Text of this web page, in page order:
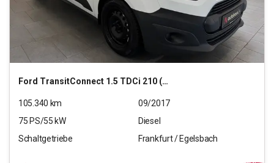
Ford TransitConnect 1.5 TDCi 210 (L2)
105.340 km
09/2017
75 PS/55 kW
Diesel
Schaltgetriebe
Frankfurt / Egelsbach